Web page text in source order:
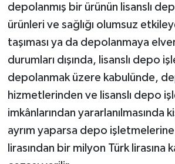
depolanmış bir ürünün lisanslı
ürünleri ve sağlığı olumsuz
taşıması ya da depolanmaya
durumları dışında, lisanslı depo
depolanmak üzere kabulünde,
hizmetlerinden ve lisanslı depo
imkânlarından yararlanılmasında
ayrım yaparsa depo
lirasından bir milyon Türk lirasına